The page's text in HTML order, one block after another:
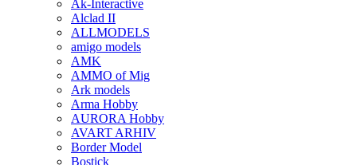
Ak-Interactive
Alclad II
ALLMODELS
amigo models
AMK
AMMO of Mig
Ark models
Arma Hobby
AURORA Hobby
AVART ARHIV
Border Model
Bostick